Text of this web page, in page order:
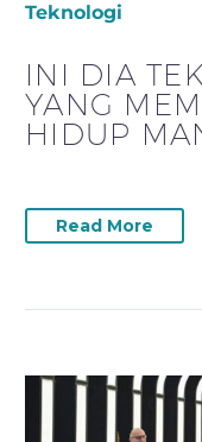
Teknologi
INI DIA
YANG
HIDUP
Read More